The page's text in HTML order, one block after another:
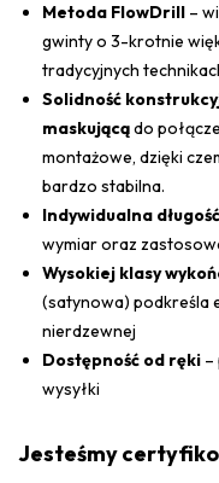
Metoda FlowDrill –
gwinty o 3-krotnie
tradycyjnych
Solidność
maskującądo
montażowe, dzięki
bardzo stabilna.
Indywidualna
wymiar oraz
Wysokiej klasy
(satynowa) podkreśla
nierdzewnej
Dostępność od ręki –
wysyłki
Jesteśmy